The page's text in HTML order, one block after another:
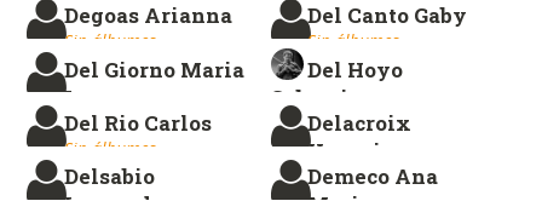
Degoas Arianna
Sin álbumes.
Del Canto Gaby
Sin álbumes.
Del Giorno Maria
Laura
Sin álbumes.
Del Hoyo
Sebastian
Sin álbumes.
Del Rio Carlos
Sin álbumes.
Delacroix
Veronica
Sin álbumes.
Delsabio
Demeco Ana